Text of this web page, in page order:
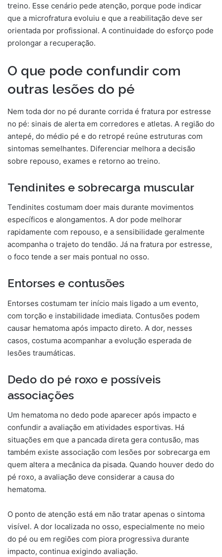
treino. Esse cenário pede atenção, porque pode indicar
que a microfratura evoluiu e que a reabilitação deve ser
orientada por profissional. A continuidade do esforço pode
prolongar a recuperação.
O que pode confundir com
outras lesões do pé
Nem toda dor no pé durante corrida é fratura por estresse
no pé: sinais de alerta em corredores e atletas. A região do
antepé, do médio pé e do retropé reúne estruturas com
sintomas semelhantes. Diferenciar melhora a decisão
sobre repouso, exames e retorno ao treino.
Tendinites e sobrecarga muscular
Tendinites costumam doer mais durante movimentos
específicos e alongamentos. A dor pode melhorar
rapidamente com repouso, e a sensibilidade geralmente
acompanha o trajeto do tendão. Já na fratura por estresse,
o foco tende a ser mais pontual no osso.
Entorses e contusões
Entorses costumam ter início mais ligado a um evento,
com torção e instabilidade imediata. Contusões podem
causar hematoma após impacto direto. A dor, nesses
casos, costuma acompanhar a evolução esperada de
lesões traumáticas.
Dedo do pé roxo e possíveis
associações
Um hematoma no dedo pode aparecer após impacto e
confundir a avaliação em atividades esportivas. Há
situações em que a pancada direta gera contusão, mas
também existe associação com lesões por sobrecarga em
quem altera a mecânica da pisada. Quando houver dedo do
pé roxo, a avaliação deve considerar a causa do
hematoma.
O ponto de atenção está em não tratar apenas o sintoma
visível. A dor localizada no osso, especialmente no meio
do pé ou em regiões com piora progressiva durante
impacto, continua exigindo avaliação.